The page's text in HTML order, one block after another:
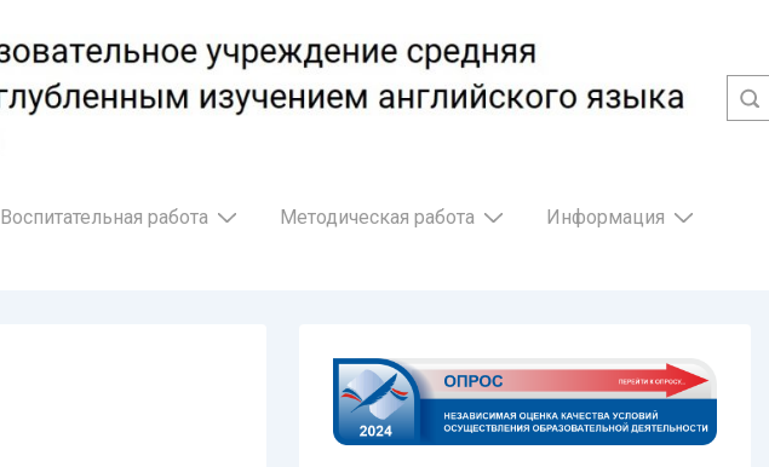
Воспитательная работа Методическая работа Информация